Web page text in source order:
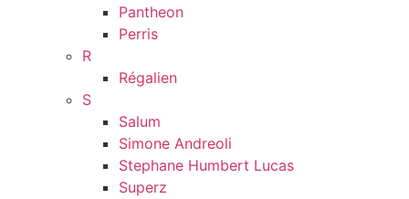
Pantheon
Perris
R
Régalien
S
Salum
Simone Andreoli
Stephane Humbert Lucas
Superz